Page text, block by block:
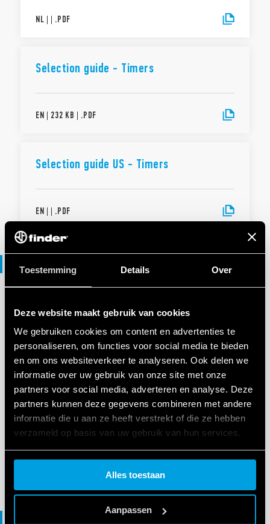
Toestemming Details Over
Deze website maakt gebruik van cookies
We gebruiken cookies om content en advertenties te
personaliseren, om functies voor social media te bieden
en om ons websiteverkeer te analyseren. Ook delen we
informatie over uw gebruik van onze site met onze
partners voor social media, adverteren en analyse. Deze
partners kunnen deze gegevens combineren met andere
informatie die u aan ze heeft verstrekt of die ze hebben
verzameld op basis van uw gebruik van hun services.
Cookie policy.
Alles toestaan
Aanpassen
NL | | .PDF
Selection guide - Timers
EN | 232 KB | .PDF
Selection guide US - Timers
EN | | .PDF
Catalogi
CATALOGI
|
IECEx - ATEX - HazLoc Catalogue
Verklaring van overeenstemming